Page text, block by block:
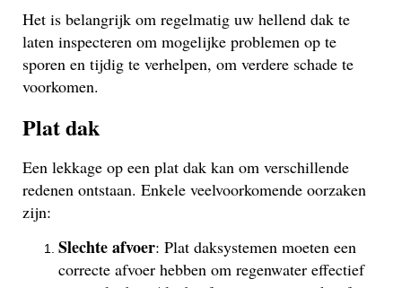
Het is belangrijk om regelmatig uw hellend dak te
laten inspecteren om mogelijke problemen op te
sporen en tijdig te verhelpen, om verdere schade te
voorkomen.
Plat dak
Een lekkage op een plat dak kan om verschillende
redenen ontstaan. Enkele veelvoorkomende oorzaken
zijn:
Slechte afvoer: Plat daksystemen moeten een
correcte afvoer hebben om regenwater effectief